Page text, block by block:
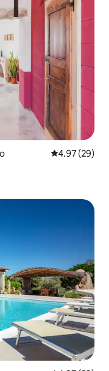
Ukadiriaji wa
4.97 (29)